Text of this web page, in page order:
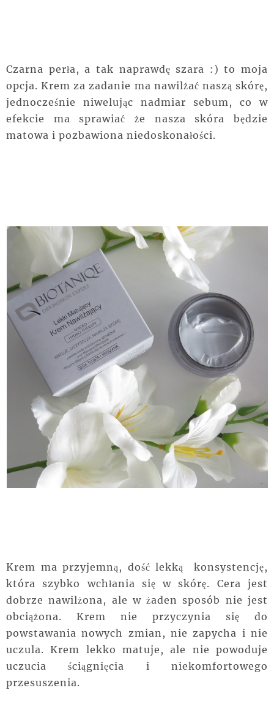
Czarna perła, a tak naprawdę szara :) to moja
opcja. Krem za zadanie ma nawilżać naszą skórę,
jednocześnie niwelując nadmiar sebum, co w
efekcie ma sprawiać że nasza skóra będzie
matowa i pozbawiona niedoskonałości.
Krem ma przyjemną, dość lekką konsystencję,
która szybko wchłania się w skórę. Cera jest
dobrze nawilżona, ale w żaden sposób nie jest
obciążona. Krem nie przyczynia się do
powstawania nowych zmian, nie zapycha i nie
uczula. Krem lekko matuje, ale nie powoduje
uczucia ściągnięcia i niekomfortowego
przesuszenia.